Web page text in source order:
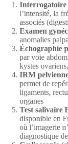
Interrogatoire
l’intensité, la
associés
Examen
anomalies
Échographie
par voie
kystes
IRM
permet de
ligaments,
organes
Test salivaire
disponible en
où l’imagerie
diagnostique